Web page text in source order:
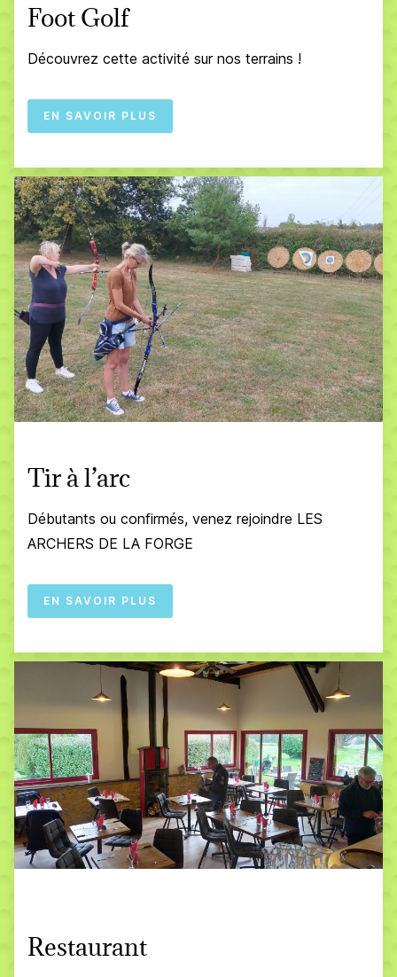
Foot Golf
Découvrez cette activité sur nos terrains !
EN SAVOIR PLUS
Tir à l’arc
Débutants ou confirmés, venez rejoindre LES
ARCHERS DE LA FORGE
EN SAVOIR PLUS
Restaurant